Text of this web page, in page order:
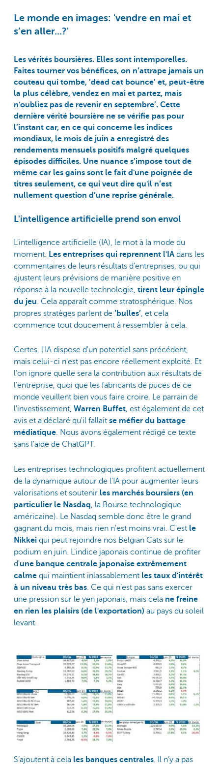
Le monde en images: 'vendre en mai et
s’en aller...?'
Les vérités boursières. Elles sont intemporelles.
Faites tourner vos bénéfices, on n’attrape jamais un
couteau qui tombe, ’dead cat bounce’ et, peut-être
la plus célèbre, vendez en mai et partez, mais
n'oubliez pas de revenir en septembre’. Cette
dernière vérité boursière ne se vérifie pas pour
l’instant car, en ce qui concerne les indices
mondiaux, le mois de juin a enregistré des
rendements mensuels positifs malgré quelques
épisodes difficiles. Une nuance s’impose tout de
même car les gains sont le fait d'une poignée de
titres seulement, ce qui veut dire qu'il n’est
nullement question d’une reprise générale.
L'intelligence artificielle prend son envol
L'intelligence artificielle (IA), le mot à la mode du
moment. Les entreprises qui reprennent l'IA dans les
commentaires de leurs résultats d’entreprises, ou qui
ajustent leurs prévisions de manière positive en
réponse à la nouvelle technologie, tirent leur épingle
du jeu. Cela apparaît comme stratosphérique. Nos
propres stratèges parlent de ’bulles’, et cela
commence tout doucement à ressembler à cela.
Certes, l'IA dispose d'un potentiel sans précédent,
mais celui-ci n'est pas encore réellement exploité. Et
l’on ignore quelle sera la contribution aux résultats de
l'entreprise, quoi que les fabricants de puces de ce
monde veuillent bien vous faire croire. Le parrain de
l'investissement, Warren Buffet, est également de cet
avis et a déclaré qu'il fallait se méfier du battage
médiatique. Nous avons également rédigé ce texte
sans l'aide de ChatGPT.
Les entreprises technologiques profitent actuellement
de la dynamique autour de l'IA pour augmenter leurs
valorisations et soutenir les marchés boursiers (en
particulier le Nasdaq , la Bourse technologique
américaine). Le Nasdaq semble donc être le grand
gagnant du mois, mais rien n'est moins vrai. C'est le
Nikkei qui peut rejoindre nos Belgian Cats sur le
podium en juin. L'indice japonais continue de profiter
d'une banque centrale japonaise extrêmement
calme qui maintient inlassablement les taux d'intérêt
à un niveau très bas . Ce qui n’est pas sans exercer
une pression sur le yen japonais, mais cela ne freine
en rien les plaisirs (de l'exportation) au pays du soleil
levant.
S’ajoutent à cela les banques centrales. Il n’y a pas